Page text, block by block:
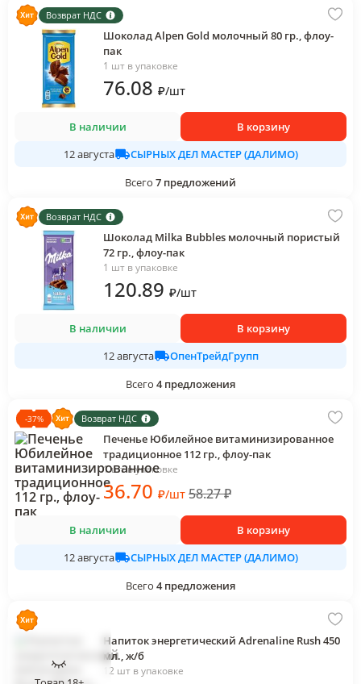
Возврат НДС
Шоколад Alpen Gold молочный 80 гр., флоу-
пак
1 шт в упаковке
76.08 ₽/шт
В наличии
В корзину
12 августа
СЫРНЫХ ДЕЛ МАСТЕР (ДАЛИМО)
Всего 7 предложений
Возврат НДС
Шоколад Milka Bubbles молочный пористый
72 гр., флоу-пак
1 шт в упаковке
120.89 ₽/шт
В наличии
В корзину
12 августа
ОпенТрейдГрупп
Всего 4 предложения
-37% Возврат НДС
Печенье Юбилейное витаминизированное
традиционное 112 гр., флоу-пак
1 шт в упаковке
36.70 ₽/шт 58.27₽
В наличии
В корзину
12 августа
СЫРНЫХ ДЕЛ МАСТЕР (ДАЛИМО)
Всего 4 предложения
Напиток энергетический Adrenaline Rush 450
мл., ж/б
12 шт в упаковке